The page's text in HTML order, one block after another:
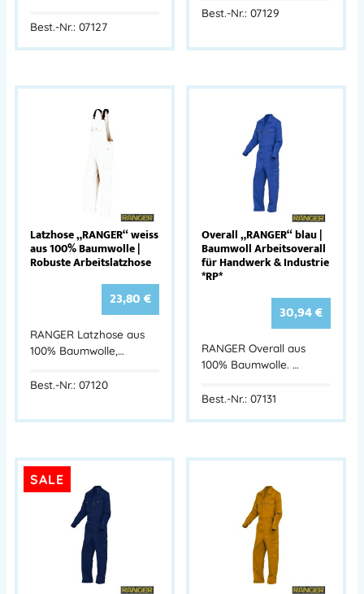
Best.-Nr.: 07127
Best.-Nr.: 07129
Latzhose „RANGER“ weiss
aus 100% Baumwolle |
Robuste Arbeitslatzhose
23,80€
RANGER Latzhose aus
100% Baumwolle,…
Best.-Nr.: 07120
Overall „RANGER“ blau |
Baumwoll Arbeitsoverall
für Handwerk & Industrie
*RP*
30,94€
RANGER Overall aus
100% Baumwolle. …
Best.-Nr.: 07131
SALE